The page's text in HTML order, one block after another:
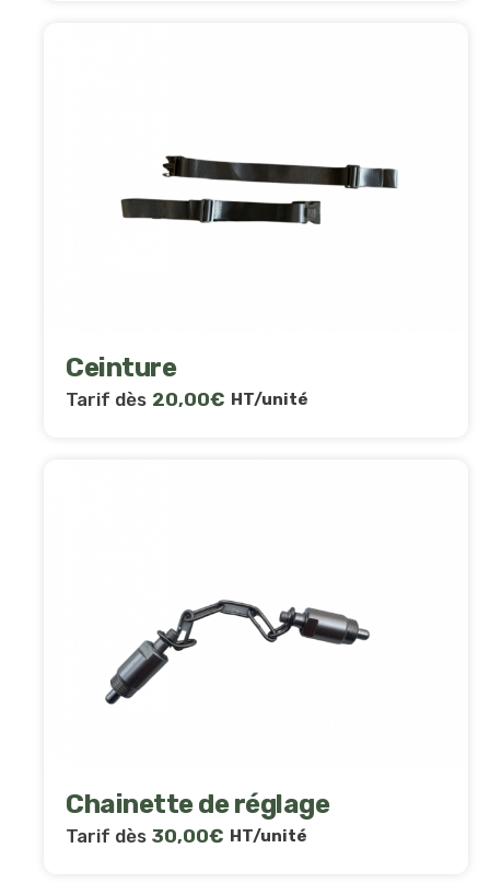
Ceinture
Tarif dès 20,00€ HT/unité
Chainette de réglage
Tarif dès 30,00€ HT/unité